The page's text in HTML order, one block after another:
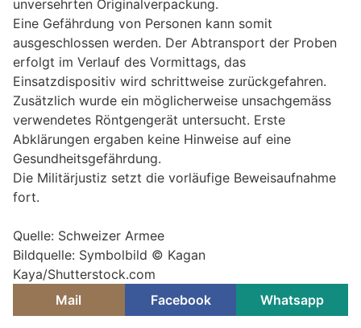
unversehrten Originalverpackung.
Eine Gefährdung von Personen kann somit
ausgeschlossen werden. Der Abtransport der Proben
erfolgt im Verlauf des Vormittags, das
Einsatzdispositiv wird schrittweise zurückgefahren.
Zusätzlich wurde ein möglicherweise unsachgemäss
verwendetes Röntgengerät untersucht. Erste
Abklärungen ergaben keine Hinweise auf eine
Gesundheitsgefährdung.
Die Militärjustiz setzt die vorläufige Beweisaufnahme
fort.
Quelle: Schweizer Armee
Bildquelle: Symbolbild © Kagan
Kaya/Shutterstock.com
Mail
Facebook Whatsapp